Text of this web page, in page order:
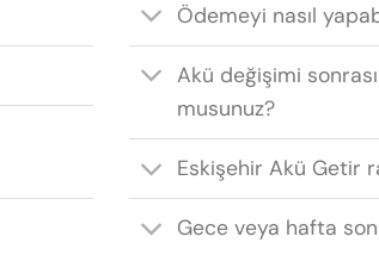
Ödemeyi nasıl
Akü değişimi
musunuz?
Eskişehir Akü Getir
Gece veya hafta